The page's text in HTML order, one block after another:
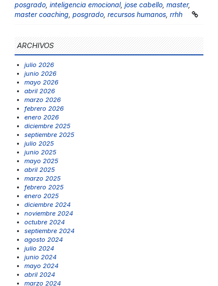
posgrado inteligencia emocional, jose cabello master,
master coaching posgrado recursos humanos rrhh
ARCHIVOS
julio 2026
junio 2026
mayo 2026
abril 2026
marzo 2026
febrero 2026
enero 2026
diciembre 2025
septiembre 2025
julio 2025
junio 2025
mayo 2025
abril 2025
marzo 2025
febrero 2025
enero 2025
diciembre 2024
noviembre 2024
octubre 2024
septiembre 2024
agosto 2024
julio 2024
junio 2024
mayo 2024
abril 2024
marzo 2024